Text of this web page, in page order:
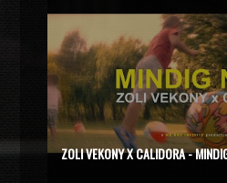
ZOLI VEKONY X CALIDORA -